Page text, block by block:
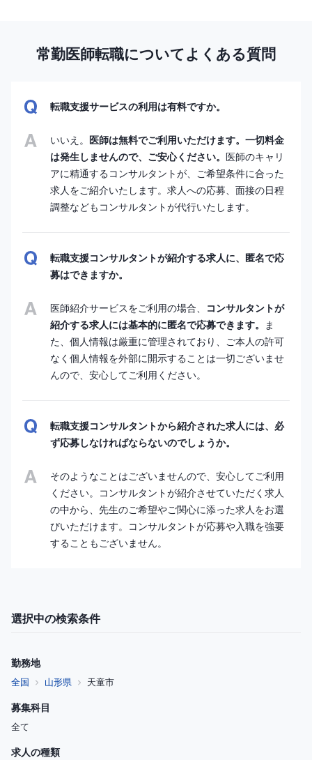
常勤医師転職についてよくある質問
転職支援サービスの利用は有料ですか。
いいえ。 医師は無料でご利用いただけます。一切料金
は発生しませんので、ご安心ください。 医師のキャリ
アに精通するコンサルタントが、ご希望条件に合った
求人をご紹介いたします。求人への応募、面接の日程
調整などもコンサルタントが代行いたします。
転職支援コンサルタントが紹介する求人に、匿名で応
募はできますか。
医師紹介サービスをご利用の場合、
コンサルタントが
紹介する求人には基本的に匿名で応募できます。 ま
た、個人情報は厳重に管理されており、ご本人の許可
なく個人情報を外部に開示することは一切ございませ
んので、安心してご利用ください。
転職支援コンサルタントから紹介された求人には、必
ず応募しなければならないのでしょうか。
そのようなことはございませんので、安心してご利用
ください。コンサルタントが紹介させていただく求人
の中から、先生のご希望やご関心に添った求人をお選
びいただけます。コンサルタントが応募や入職を強要
することもございません。
選択中の検索条件
勤務地
全国 山形県 天童市
募集科目
全て
求人の種類